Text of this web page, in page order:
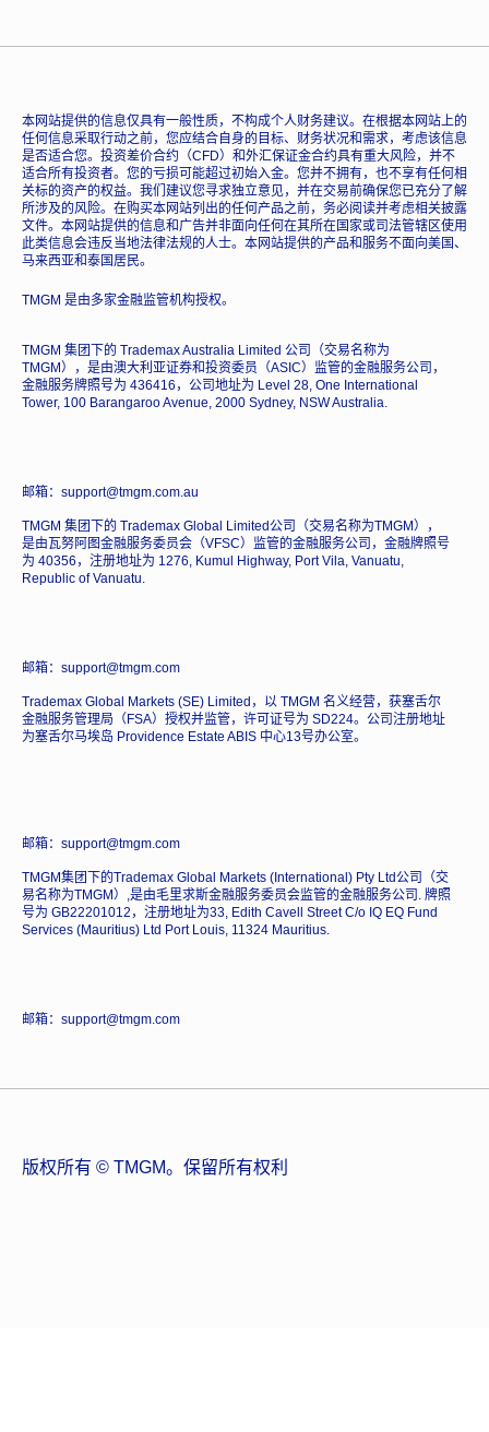
本网站提供的信息仅具有一般性质，不构成个人财务建议。在根据本网站上的
任何信息采取行动之前，您应结合自身的目标、财务状况和需求，考虑该信息
是否适合您。投资差价合约（CFD）和外汇保证金合约具有重大风险，并不
适合所有投资者。您的亏损可能超过初始入金。您并不拥有，也不享有任何相
关标的资产的权益。我们建议您寻求独立意见，并在交易前确保您已充分了解
所涉及的风险。在购买本网站列出的任何产品之前，务必阅读并考虑相关披露
文件。本网站提供的信息和广告并非面向任何在其所在国家或司法管辖区使用
此类信息会违反当地法律法规的人士。本网站提供的产品和服务不面向美国、
马来西亚和泰国居民。
TMGM 是由多家金融监管机构授权。
TMGM 集团下的 Trademax Australia Limited 公司（交易名称为
TMGM），是由澳大利亚证券和投资委员（ASIC）监管的金融服务公司，
金融服务牌照号为 436416，公司地址为 Level 28, One International
Tower, 100 Barangaroo Avenue, 2000 Sydney, NSW Australia.
邮箱：support@tmgm.com.au
TMGM 集团下的 Trademax Global Limited公司（交易名称为TMGM），
是由瓦努阿图金融服务委员会（VFSC）监管的金融服务公司，金融牌照号
为 40356，注册地址为 1276, Kumul Highway, Port Vila, Vanuatu,
Republic of Vanuatu.
邮箱：support@tmgm.com
Trademax Global Markets (SE) Limited，以 TMGM 名义经营，获塞舌尔
金融服务管理局（FSA）授权并监管，许可证号为 SD224。公司注册地址
为塞舌尔马埃岛 Providence Estate ABIS 中心13号办公室。
邮箱：support@tmgm.com
TMGM集团下的Trademax Global Markets (International) Pty Ltd公司（交
易名称为TMGM）,是由毛里求斯金融服务委员会监管的金融服务公司. 牌照
号为 GB22201012，注册地址为33, Edith Cavell Street C/o IQ EQ Fund
Services (Mauritius) Ltd Port Louis, 11324 Mauritius.
邮箱：support@tmgm.com
版权所有 © TMGM。保留所有权利